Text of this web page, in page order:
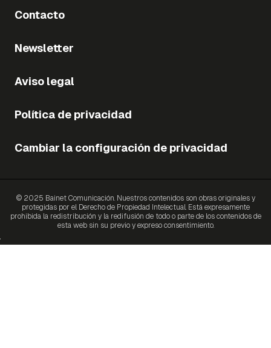
Contacto
Newsletter
Aviso legal
Política de privacidad
Cambiar la configuración de privacidad
© 2025 Bainet Comunicación. Nuestros contenidos son obras originales y
protegidas por el Derecho de Propiedad Intelectual. Está expresamente
prohibida la redistribución y la redifusión de todo o parte de los contenidos de
esta web sin su previo y expreso consentimiento.